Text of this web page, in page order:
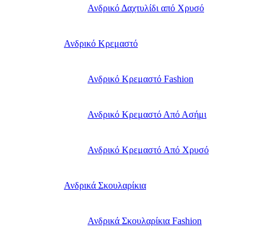
Ανδρικό Δαχτυλίδι από Χρυσό
Ανδρικό Κρεμαστό
Ανδρικό Κρεμαστό Fashion
Ανδρικό Κρεμαστό Από Ασήμι
Ανδρικό Κρεμαστό Από Χρυσό
Ανδρικά Σκουλαρίκια
Ανδρικά Σκουλαρίκια Fashion